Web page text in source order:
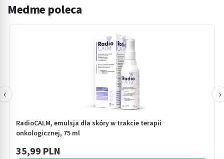
Medme poleca
RadioCALM, emulsja dla skóry w trakcie terapii
onkologicznej, 75 ml
35,99 PLN
‹ ›